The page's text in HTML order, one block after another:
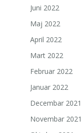
Juni 2022
Maj 2022
April 2022
Mart 2022
Februar 2022
Januar 2022
Decembar 2021
Novembar 2021